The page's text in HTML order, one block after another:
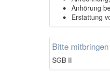
Anhörung
Erstattung
Bitte mitbringen
SGB II